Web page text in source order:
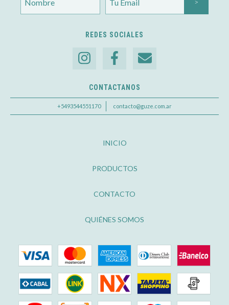
REDES SOCIALES
CONTACTANOS
+5493544551170 contacto@guze.com.ar
INICIO
PRODUCTOS
CONTACTO
QUIÉNES SOMOS